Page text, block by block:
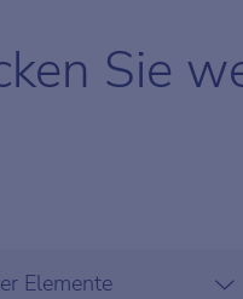
Sie
Elemente